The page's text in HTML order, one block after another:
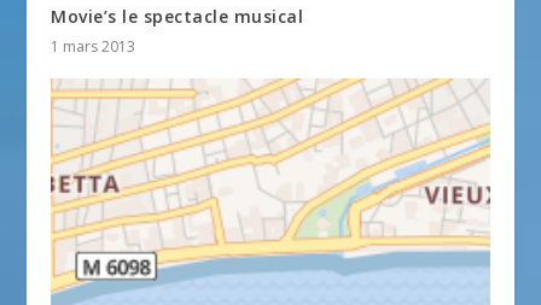
Movie’s le spectacle musical
1 mars 2013